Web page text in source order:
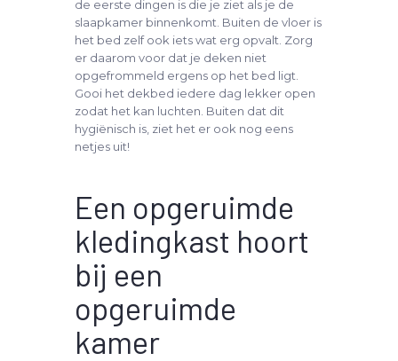
de eerste dingen is die je ziet als je de
slaapkamer binnenkomt. Buiten de vloer is
het bed zelf ook iets wat erg opvalt. Zorg
er daarom voor dat je deken niet
opgefrommeld ergens op het bed ligt.
Gooi het dekbed iedere dag lekker open
zodat het kan luchten. Buiten dat dit
hygiënisch is, ziet het er ook nog eens
netjes uit!
Een opgeruimde
kledingkast hoort
bij een
opgeruimde
kamer